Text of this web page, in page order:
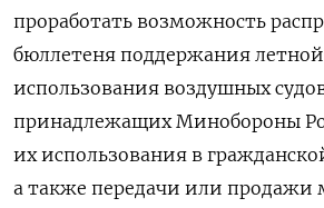
проработать возможность
бюллетеня поддержания
использования воздушных
принадлежащих Минобороны
их использования в
а также передачи или продажи